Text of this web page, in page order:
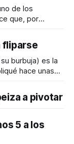
de los
que, por
Días oscuros
fliparse
burbuja) es la
hace unas
y con el
y losa pivotar
5 a los